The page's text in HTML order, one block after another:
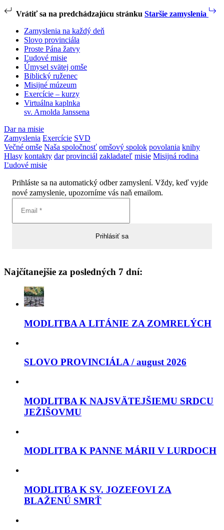
Vrátiť sa na predchádzajúcu stránku Staršie zamyslenia
Zamyslenia na každý deň
Slovo provinciála
Proste Pána žatvy
Ľudové misie
Úmysel svätej omše
Biblický ruženec
Misijné múzeum
Exercície – kurzy
Virtuálna kaplnka
sv. Arnolda Janssena
Dar na misie
Zamyslenia Exercície SVD
Večné omše Naša spoločnosť omšový spolok povolania knihy
Hlasy kontakty dar provinciál zakladateľ misie Misijná rodina
Ľudové misie
Prihláste sa na automatický odber zamyslení. Vždy, keď vyjde
nové zamyslenie, upozorníme vás naň emailom.
Najčítanejšie za posledných 7 dní:
MODLITBA A LITÁNIE ZA ZOMRELÝCH
SLOVO PROVINCIÁLA / august 2026
MODLITBA K NAJSVÄTEJŠIEMU SRDCU
JEŽIŠOVMU
MODLITBA K PANNE MÁRII V LURDOCH
MODLITBA K SV. JOZEFOVI ZA
BLAŽENÚ SMRŤ